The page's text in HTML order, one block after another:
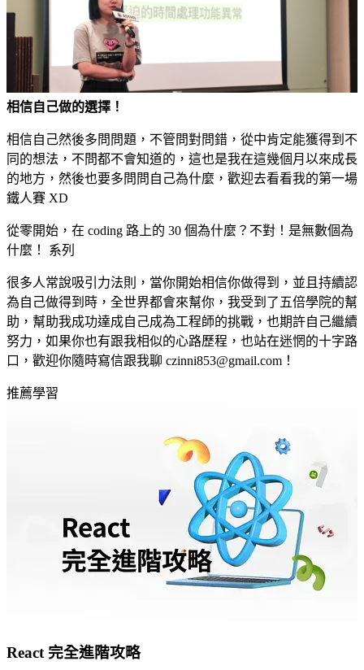
相信自己做的選擇！
相信自己然後多問問題，不管問對問錯，從中肯定能獲得到不
同的想法，不問都不會知道的，這也是我在這幾個月以來成長
的地方，然後也要多問問自己為什麼，歡迎去看看我的第一場
鐵人賽 XD
從零開始，在 coding 路上的 30 個為什麼？不對！是無數個為
什麼！ 系列
很多人常說吸引力法則，當你開始相信你做得到，並且持續認
為自己做得到時，全世界都會來幫你，我受到了五倍學院的幫
助，幫助我成功達成自己成為工程師的挑戰，也期許自己繼續
努力，如果你也有跟我相似的心路歷程，也站在迷惘的十字路
口，歡迎你隨時寫信跟我聊 czinni853@gmail.com ！
推薦學習
React 完全進階攻略